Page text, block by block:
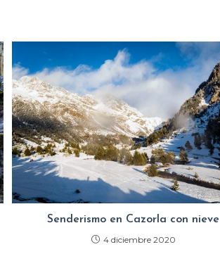
Senderismo en Cazorla con nieve
4 diciembre 2020